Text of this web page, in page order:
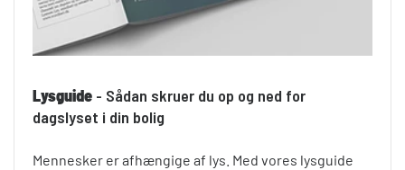
Lysguide - Sådan skruer du op og ned for
dagslyset i din bolig
Mennesker er afhængige af lys. Med vores lysguide